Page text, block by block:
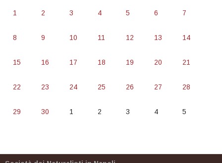
1 2 3 4 5 6 7
8 9 10 11 12 13 14
15 16 17 18 19 20 21
22 23 24 25 26 27 28
29 30 1 2 3 4 5